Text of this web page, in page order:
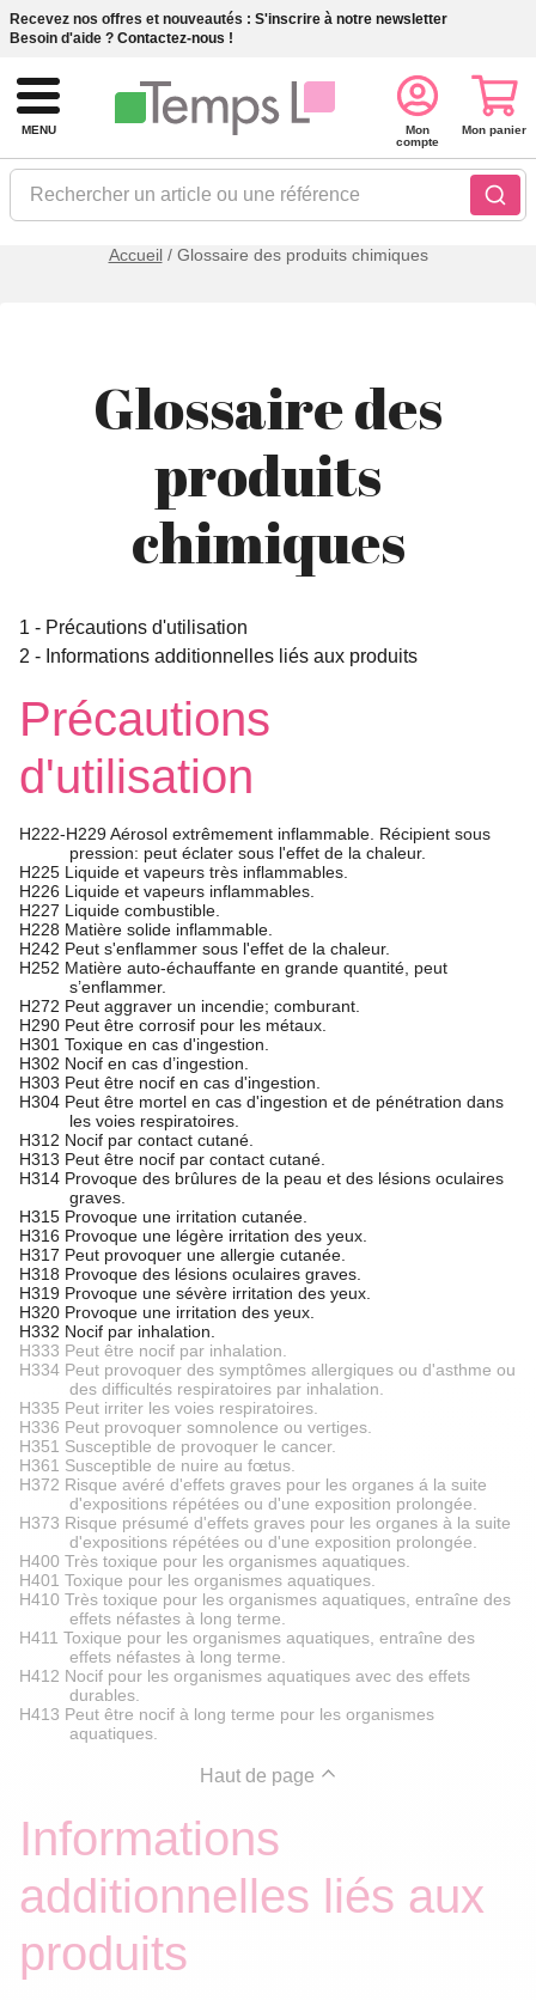
Recevez nos offres et nouveautés : S'inscrire à notre newsletter
Besoin d'aide ? Contactez-nous !
MENU
Rechercher un article ou une référence
Mon
compte
Mon panier
Accueil/ Glossaire des produits chimiques
Glossaire des
produits
chimiques
1 - Précautions d'utilisation
2 - Informations additionnelles liés aux produits
Précautions
d'utilisation
H222-H229 Aérosol extrêmement inflammable. Récipient sous
pression: peut éclater sous l'effet de la chaleur.
H225 Liquide et vapeurs très inflammables.
H226 Liquide et vapeurs inflammables.
H227 Liquide combustible.
H228 Matière solide inflammable.
H242 Peut s'enflammer sous l'effet de la chaleur.
H252 Matière auto-échauffante en grande quantité, peut
s’enflammer.
H272 Peut aggraver un incendie; comburant.
H290 Peut être corrosif pour les métaux.
H301 Toxique en cas d'ingestion.
H302 Nocif en cas d’ingestion.
H303 Peut être nocif en cas d'ingestion.
H304 Peut être mortel en cas d'ingestion et de pénétration dans
les voies respiratoires.
H312 Nocif par contact cutané.
H313 Peut être nocif par contact cutané.
H314 Provoque des brûlures de la peau et des lésions oculaires
graves.
H315 Provoque une irritation cutanée.
H316 Provoque une légère irritation des yeux.
H317 Peut provoquer une allergie cutanée.
H318 Provoque des lésions oculaires graves.
H319 Provoque une sévère irritation des yeux.
H320 Provoque une irritation des yeux.
H332 Nocif par inhalation.
H333 Peut être nocif par inhalation.
H334 Peut provoquer des symptômes allergiques ou d'asthme ou
des difficultés respiratoires par inhalation.
H335 Peut irriter les voies respiratoires.
H336 Peut provoquer somnolence ou vertiges.
H351 Susceptible de provoquer le cancer.
H361 Susceptible de nuire au fœtus.
H372 Risque avéré d'effets graves pour les organes á la suite
d'expositions répétées ou d'une exposition prolongée.
H373 Risque présumé d'effets graves pour les organes à la suite
d'expositions répétées ou d'une exposition prolongée.
H400 Très toxique pour les organismes aquatiques.
H401 Toxique pour les organismes aquatiques.
H410 Très toxique pour les organismes aquatiques, entraîne des
effets néfastes à long terme.
H411 Toxique pour les organismes aquatiques, entraîne des
effets néfastes à long terme.
H412 Nocif pour les organismes aquatiques avec des effets
durables.
H413 Peut être nocif à long terme pour les organismes
aquatiques.
Haut de page
Informations
additionnelles liés aux
produits